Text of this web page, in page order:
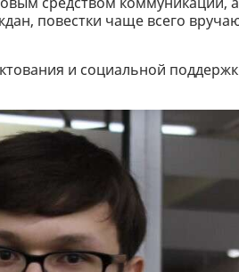
повестки чаще всего
и социальной